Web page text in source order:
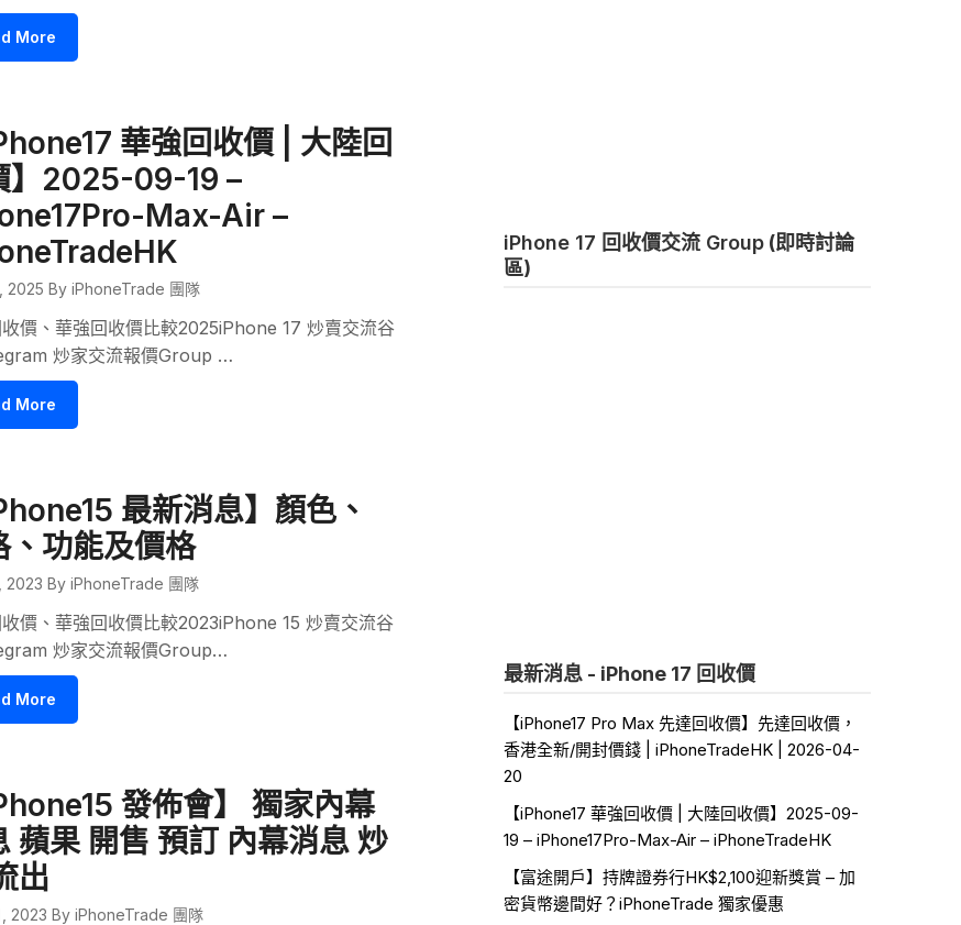
More
華強回收價 | 大陸回
】2025-09-19 –
Max-Air –
2025 By iPhoneTrade 團隊
價、華強回收價比較2025iPhone 17 炒賣交流谷
炒家交流報價Group …
More
最新消息】顏色、
、功能及價格
2023 By iPhoneTrade 團隊
價、華強回收價比較2023iPhone 15 炒賣交流谷
炒家交流報價Group…
More
發佈會】 獨家內幕
蘋果 開售 預訂 內幕消息 炒
出
2023 By iPhoneTrade 團隊
iPhone 17 回收價交流 Group(即時討論
區)
最新消息 - iPhone 17 回收價
【iPhone17 Pro Max 先達回收價】先達回收價，
香港全新/開封價錢 | iPhoneTradeHK | 2026-04-
20
【iPhone17 華強回收價 | 大陸回收價】2025-09-
19 – iPhone17Pro-Max-Air – iPhoneTradeHK
【富途開戶】持牌證券行HK$2,100迎新獎賞 – 加
密貨幣邊間好？iPhoneTrade 獨家優惠